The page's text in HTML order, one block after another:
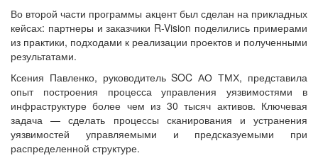
Во второй части программы акцент был сделан на прикладных
кейсах: партнеры и заказчики R-Vision поделились примерами
из практики, подходами к реализации проектов и полученными
результатами.
Ксения Павленко, руководитель SOC АО ТМХ, представила
опыт построения процесса управления уязвимостями в
инфраструктуре более чем из 30 тысяч активов. Ключевая
задача — сделать процессы сканирования и устранения
уязвимостей управляемыми и предсказуемыми при
распределенной структуре.